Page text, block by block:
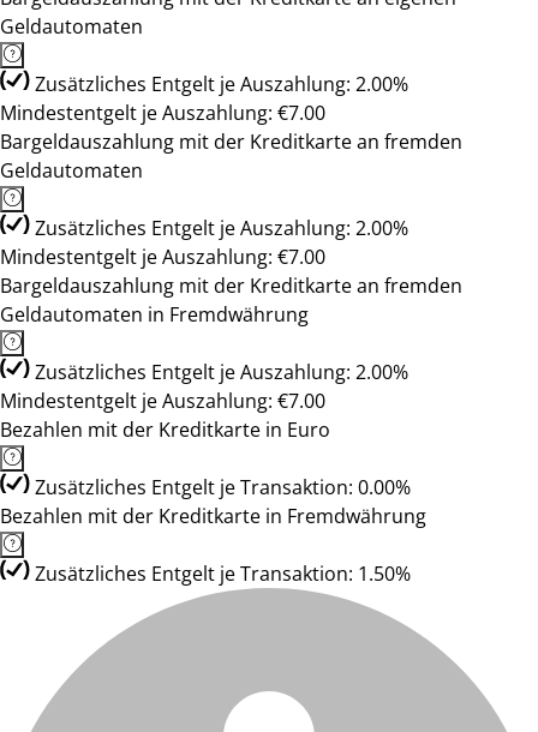
Geldautomaten
Zusätzliches Entgelt je Auszahlung: 2.00%
Mindestentgelt je Auszahlung: €7.00
Bargeldauszahlung mit der Kreditkarte an fremden
Geldautomaten
Zusätzliches Entgelt je Auszahlung: 2.00%
Mindestentgelt je Auszahlung: €7.00
Bargeldauszahlung mit der Kreditkarte an fremden
Geldautomaten in Fremdwährung
Zusätzliches Entgelt je Auszahlung: 2.00%
Mindestentgelt je Auszahlung: €7.00
Bezahlen mit der Kreditkarte in Euro
Zusätzliches Entgelt je Transaktion: 0.00%
Bezahlen mit der Kreditkarte in Fremdwährung
Zusätzliches Entgelt je Transaktion: 1.50%